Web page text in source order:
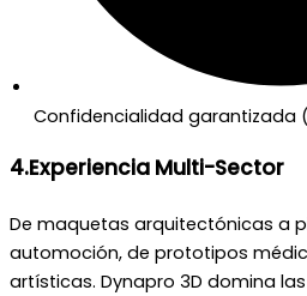
Confidencialidad garantizada
4.Experiencia Multi-Sector
De maquetas arquitectónicas a
automoción, de prototipos
artísticas. Dynapro 3D domina